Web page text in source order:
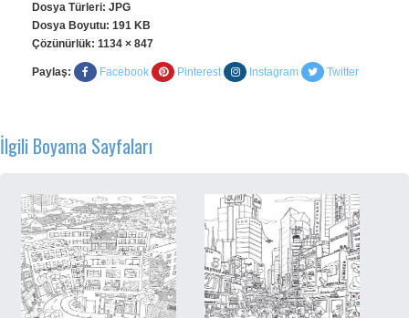
Dosya Türleri: JPG
Dosya Boyutu: 191 KB
Çözünürlük: 1134 × 847
Paylaş: Facebook Pinterest Instagram Twitter
İlgili Boyama Sayfaları